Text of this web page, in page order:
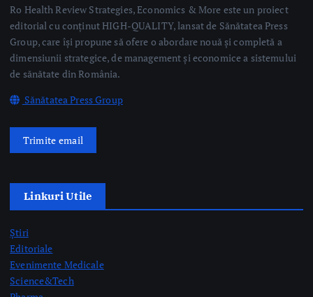
de sănătate din România.
Sănătatea Press Group
Trimite email
Linkuri Utile
Editoriale
Evenimente Medicale
Pharma
Video